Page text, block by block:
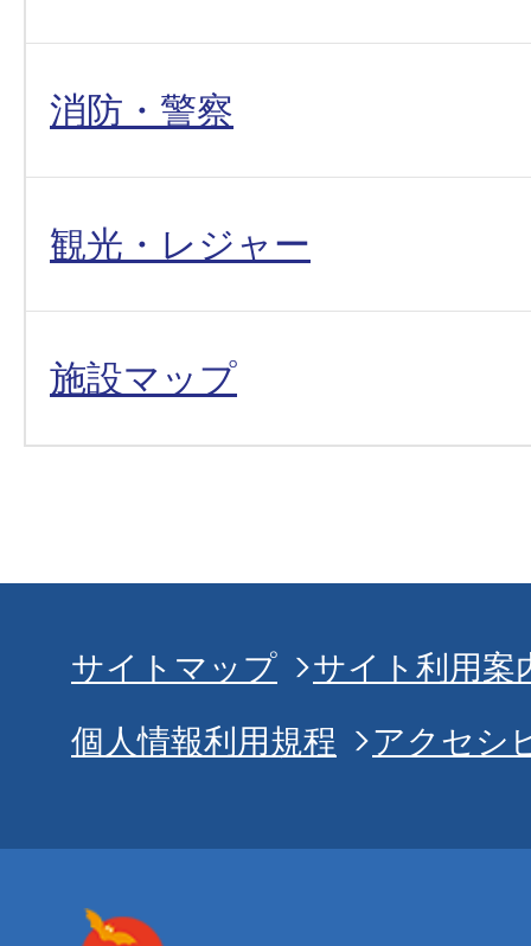
消防・警察
観光・レジャー
施設マップ
サイトマップ
サイト利用案
個人情報利用規程
アクセシ